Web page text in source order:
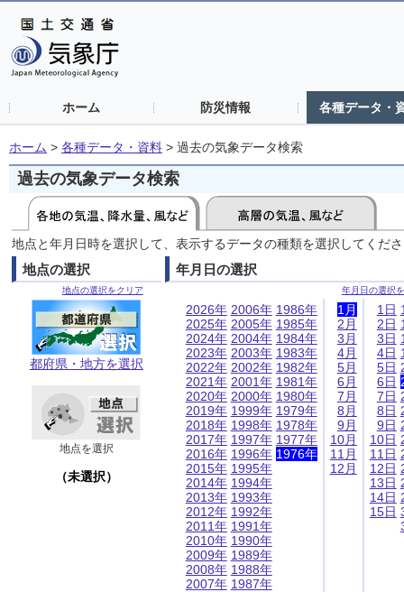
ホーム 防災情報 各種データ・
ホーム > 各種データ・資料 > 過去の気象データ検索
過去の気象データ検索
地点と年月日時を選択して、表示するデータの種類を選択してくだ
地点の選択
地点の選択をクリア
都府県・地方を選択
地点を選択
（未選択）
年月日の選択
年月日の選択
2026年
2025年
2024年
2023年
2022年
2021年
2020年
2019年
2018年
2017年
2016年
2015年
2014年
2013年
2012年
2011年
2010年
2009年
2008年
2007年
2006年
2005年
2004年
2003年
2002年
2001年
2000年
1999年
1998年
1997年
1996年
1995年
1994年
1993年
1992年
1991年
1990年
1989年
1988年
1987年
1986年
1985年
1984年
1983年
1982年
1981年
1980年
1979年
1978年
1977年
1976年
1月
2月
3月
4月
5月
6月
7月
8月
9月
10月
11月
12月
1日
2日
3日
4日
5日
6日
7日
8日
9日
10日
11日
12日
13日
14日
15日